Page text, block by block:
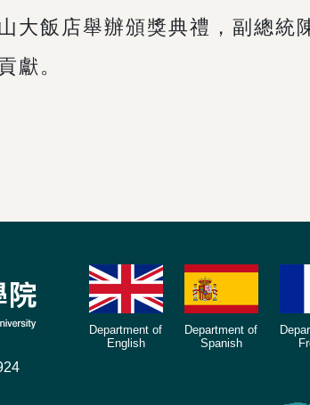
大飯店舉辦頒獎典禮，副總統
獻。
Department of
English
Department of
Spanish